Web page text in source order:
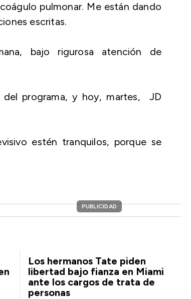
pulmonar. Me están dando
escritas.
bajo rigurosa atención de
del programa, y hoy, martes, JD
estén tranquilos, porque se
PUBLICIDAD
Los hermanos Tate piden
libertad bajo fianza en Miami
ante los cargos de trata de
personas